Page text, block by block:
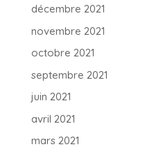
décembre 2021
novembre 2021
octobre 2021
septembre 2021
juin 2021
avril 2021
mars 2021